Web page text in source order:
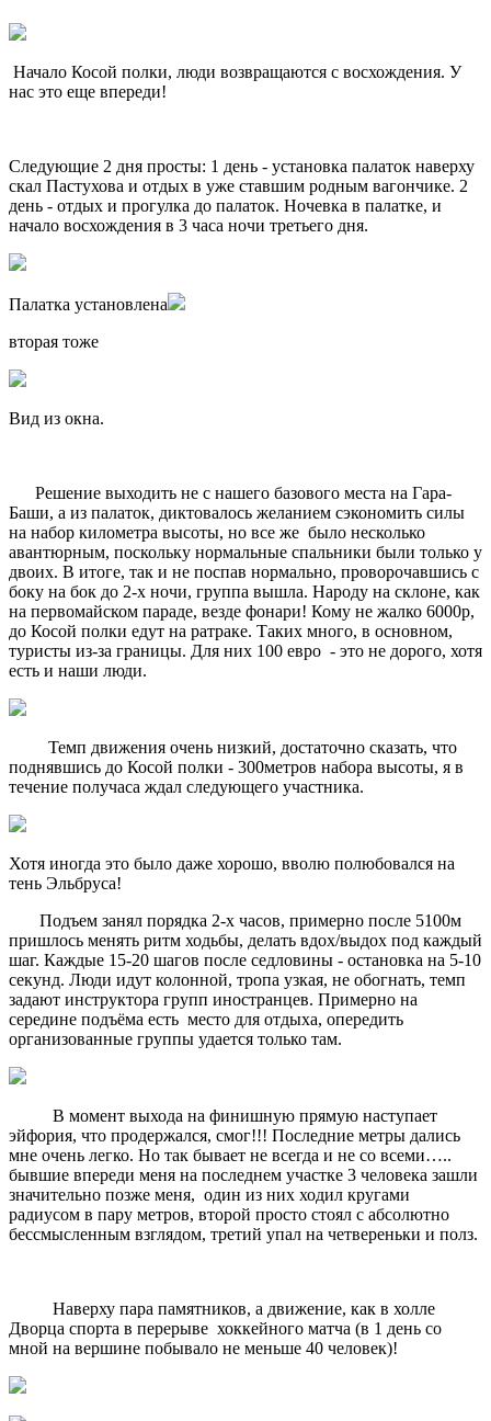
Начало Косой полки, люди возвращаются с восхождения. У
нас это еще впереди!
Следующие 2 дня просты: 1 день - установка палаток наверху
скал Пастухова и отдых в уже ставшим родным вагончике. 2
день - отдых и прогулка до палаток. Ночевка в палатке, и
начало восхождения в 3 часа ночи третьего дня.
Палатка установлена
вторая тоже
Вид из окна.
Решение выходить не с нашего базового места на Гара-
Баши, а из палаток, диктовалось желанием сэкономить силы
на набор километра высоты, но все же было несколько
авантюрным, поскольку нормальные спальники были только у
двоих. В итоге, так и не поспав нормально, проворочавшись с
боку на бок до 2-х ночи, группа вышла. Народу на склоне, как
на первомайском параде, везде фонари! Кому не жалко 6000р,
до Косой полки едут на ратраке. Таких много, в основном,
туристы из-за границы. Для них 100 евро - это не дорого, хотя
есть и наши люди.
Темп движения очень низкий, достаточно сказать, что
поднявшись до Косой полки - 300метров набора высоты, я в
течение получаса ждал следующего участника.
Хотя иногда это было даже хорошо, вволю полюбовался на
тень Эльбруса!
Подъем занял порядка 2-х часов, примерно после 5100м
пришлось менять ритм ходьбы, делать вдох/выдох под каждый
шаг. Каждые 15-20 шагов после седловины - остановка на 5-10
секунд. Люди идут колонной, тропа узкая, не обогнать, темп
задают инструктора групп иностранцев. Примерно на
середине подъёма есть место для отдыха, опередить
организованные группы удается только там.
В момент выхода на финишную прямую наступает
эйфория, что продержался, смог!!! Последние метры дались
мне очень легко. Но так бывает не всегда и не со всеми…..
бывшие впереди меня на последнем участке 3 человека зашли
значительно позже меня, один из них ходил кругами
радиусом в пару метров, второй просто стоял с абсолютно
бессмысленным взглядом, третий упал на четвереньки и полз.
Наверху пара памятников, а движение, как в холле
Дворца спорта в перерыве хоккейного матча (в 1 день со
мной на вершине побывало не меньше 40 человек)!